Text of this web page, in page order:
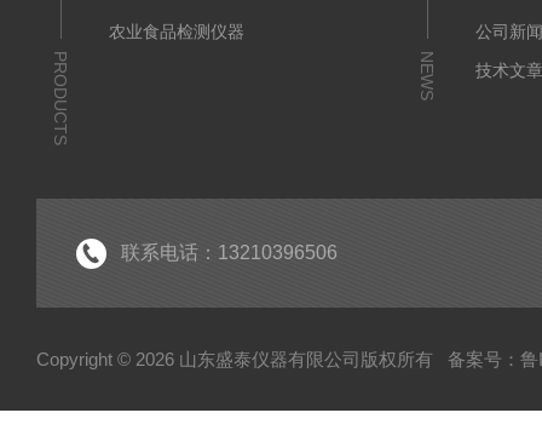
PRODUCTS
农业食品检测仪器
NEWS
公司新
技术文
联系电话：13210396506
Copyright © 2026 山东盛泰仪器有限公司版权所有 备案号：